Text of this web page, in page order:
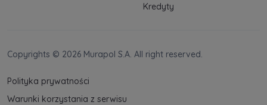
Kredyty
Copyrights © 2026 Murapol S.A. All right reserved.
Polityka prywatności
Warunki korzystania z serwisu